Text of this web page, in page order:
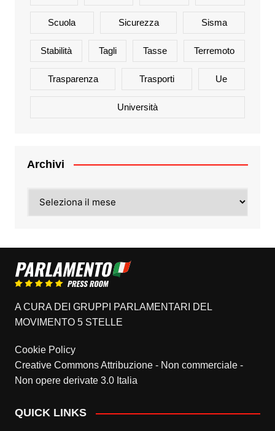
Scuola Sicurezza Sisma
Stabilità Tagli Tasse Terremoto
Trasparenza Trasporti Ue
Università
Archivi
A CURA DEI GRUPPI PARLAMENTARI DEL
MOVIMENTO 5 STELLE
Cookie Policy
Creative Commons Attribuzione - Non commerciale -
Non opere derivate 3.0 Italia
QUICK LINKS